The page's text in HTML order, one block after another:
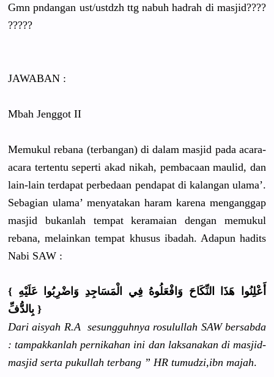
Gmn pndangan ust/ustdzh ttg nabuh hadrah di masjid????
?????
JAWABAN :
Mbah Jenggot II
Memukul rebana (terbangan) di dalam masjid pada acara-
acara tertentu seperti akad nikah, pembacaan maulid, dan
lain-lain terdapat perbedaan pendapat di kalangan ulama’.
Sebagian ulama’ menyatakan haram karena menganggap
masjid bukanlah tempat keramaian dengan memukul
rebana, melainkan tempat khusus ibadah. Adapun hadits
Nabi SAW :
{ أَعْلِنُوا هَذَا النِّكَاحَ وَافْعَلُوهُ فِي الْمَسَاجِدِ وَاضْرِبُو ا عَلَيْهِ
بِالدُّفِّ }
Dari aisyah R.A sesungguhnya rosulullah SAW bersabda
: tampakkanlah pernikahan ini dan laksanakan di masjid-
masjid serta pukullah terbang ” HR tumudzi,ibn majah.